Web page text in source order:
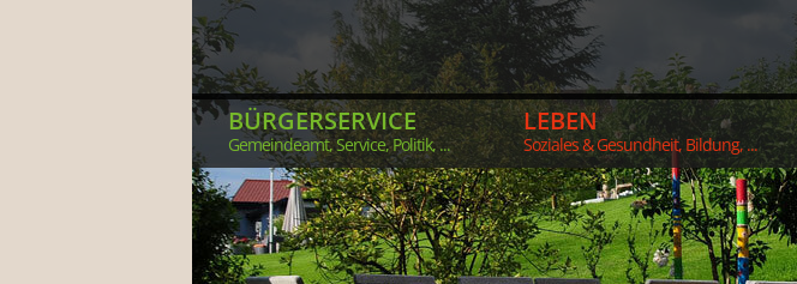
BÜRGERSERVICE
Gemeindeamt, Service, Politik, ...
LEBEN
Soziales & Gesundheit, Bildung, ...